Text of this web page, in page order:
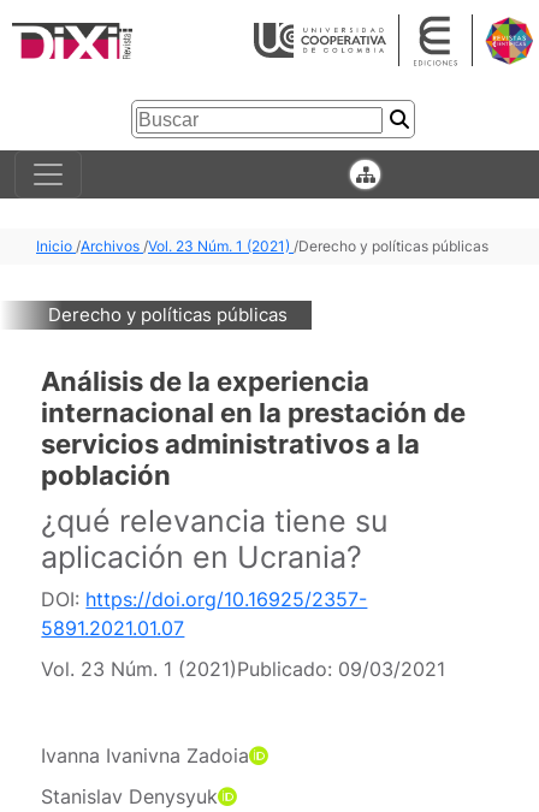
Inicio /Archivos /Vol. 23 Núm. 1 (2021) /Derecho y políticas públicas
Derecho y políticas públicas
Análisis de la experiencia
internacional en la prestación de
servicios administrativos a la
población
¿qué relevancia tiene su
aplicación en Ucrania?
DOI: https://doi.org/10.16925/2357-
5891.2021.01.07
Vol. 23 Núm. 1 (2021)Publicado: 09/03/2021
Ivanna Ivanivna Zadoia
Stanislav Denysyuk